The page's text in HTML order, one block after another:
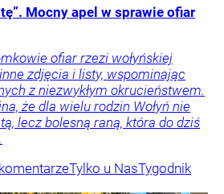
Mocny apel w sprawie ofiar
ofiar rzezi wołyńskiej
zdjęcia i listy, wspominając
z niezwykłym okrucieństwem.
że dla wielu rodzin Wołyń nie
lecz bolesną raną, która do dziś
Tylko u NasTygodnik